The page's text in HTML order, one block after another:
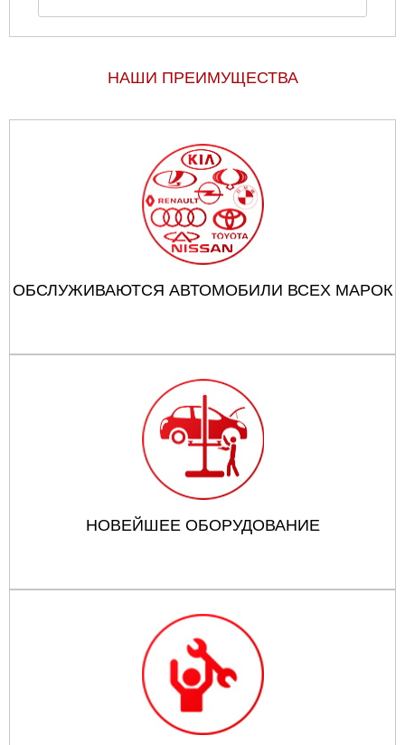
НАШИ ПРЕИМУЩЕСТВА
ОБСЛУЖИВАЮТСЯ АВТОМОБИЛИ ВСЕХ МАРОК
НОВЕЙШЕЕ ОБОРУДОВАНИЕ